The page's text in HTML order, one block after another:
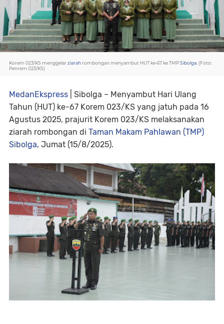
Korem 023/KS menggelarziarah rombongan menyambut HUT ke-67 ke TMPSibolga . (Foto:
Penrem 023/KS)
MedanEkspress | Sibolga – Menyambut Hari Ulang
Tahun (HUT) ke-67 Korem 023/KS yang jatuh pada 16
Agustus 2025, prajurit Korem 023/KS melaksanakan
ziarah rombongan di Taman Makam Pahlawan (TMP)
Sibolga, Jumat (15/8/2025).